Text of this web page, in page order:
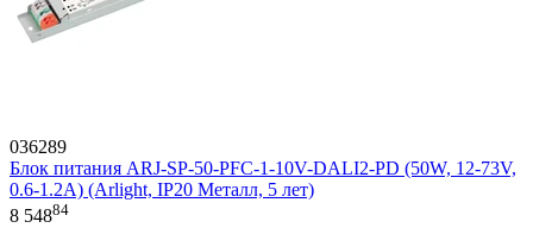
036289
Блок питания ARJ-SP-50-PFC-1-10V-DALI2-PD (50W, 12-73V,
0.6-1.2A) (Arlight, IP20 Металл, 5 лет)
8 54884